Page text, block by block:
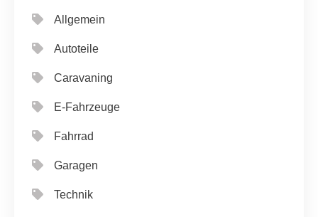
Allgemein
Autoteile
Caravaning
E-Fahrzeuge
Fahrrad
Garagen
Technik